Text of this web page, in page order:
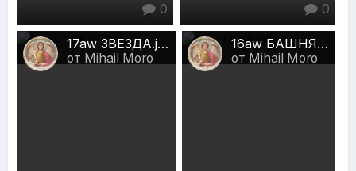
0 0
17aw ЗВЕЗДА.jpg
от Mihail Moro
16aw БАШНЯ.jpg
от Mihail Moro